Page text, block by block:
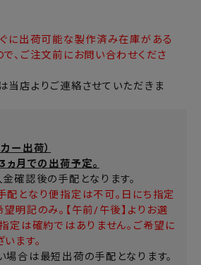
に出荷可能な製作済み在庫がある
、ご注文前にお問い合わせくださ
店よりご連絡させていただきま
ー出荷）
月での出荷予定。
確認後の手配となります。
となり便指定は不可。日にち指定
明記のみ。【午前/午後】よりお選
定は確約ではありません。ご希望に
ます。
合は最短出荷の手配となります。